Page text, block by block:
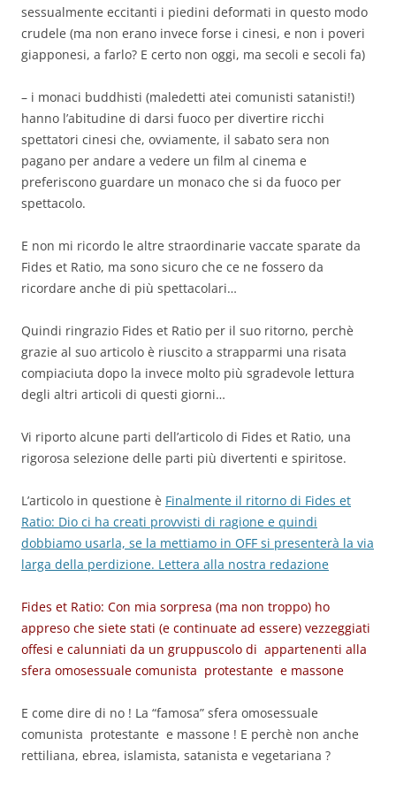
sessualmente eccitanti i piedini deformati in questo modo
crudele (ma non erano invece forse i cinesi, e non i poveri
giapponesi, a farlo? E certo non oggi, ma secoli e secoli fa)
– i monaci buddhisti (maledetti atei comunisti satanisti!)
hanno l’abitudine di darsi fuoco per divertire ricchi
spettatori cinesi che, ovviamente, il sabato sera non
pagano per andare a vedere un film al cinema e
preferiscono guardare un monaco che si da fuoco per
spettacolo.
E non mi ricordo le altre straordinarie vaccate sparate da
Fides et Ratio, ma sono sicuro che ce ne fossero da
ricordare anche di più spettacolari…
Quindi ringrazio Fides et Ratio per il suo ritorno, perchè
grazie al suo articolo è riuscito a strapparmi una risata
compiaciuta dopo la invece molto più sgradevole lettura
degli altri articoli di questi giorni…
Vi riporto alcune parti dell’articolo di Fides et Ratio, una
rigorosa selezione delle parti più divertenti e spiritose.
L’articolo in questione è Finalmente il ritorno di Fides et
Ratio: Dio ci ha creati provvisti di ragione e quindi
dobbiamo usarla, se la mettiamo in OFF si presenterà la via
larga della perdizione. Lettera alla nostra redazione
Fides et Ratio: Con mia sorpresa (ma non troppo) ho
appreso che siete stati (e continuate ad essere) vezzeggiati
offesi e calunniati da un gruppuscolo di appartenenti alla
sfera omosessuale comunista protestante e massone
E come dire di no ! La “famosa” sfera omosessuale
comunista protestante e massone ! E perchè non anche
rettiliana, ebrea, islamista, satanista e vegetariana ?